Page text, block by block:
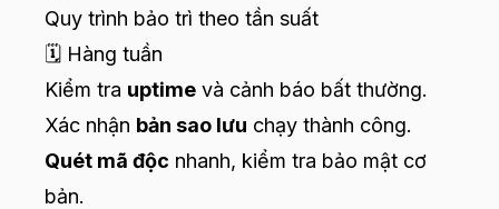
Quy trình bảo trì theo tần suất
🗓️ Hàng tuần
Kiểm tra uptime và cảnh báo bất thường.
Xác nhận bản sao lưu chạy thành công.
Quét mã độc nhanh, kiểm tra bảo mật cơ
bản.